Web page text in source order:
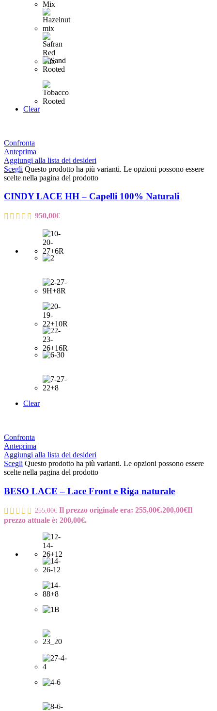
Clear
Confronta
Anteprima
Aggiungi alla lista dei desideri
Scegli Questo prodotto ha più varianti. Le opzioni possono essere
scelte nella pagina del prodotto
CINDY LACE HH – Capelli 100% Naturali
950,00€
Clear
Confronta
Anteprima
Aggiungi alla lista dei desideri
Scegli Questo prodotto ha più varianti. Le opzioni possono essere
scelte nella pagina del prodotto
BESO LACE – Lace Front e Riga naturale
255,00€ Il prezzo originale era: 255,00€.200,00€Il
prezzo attuale è: 200,00€.